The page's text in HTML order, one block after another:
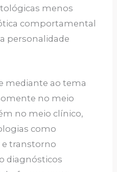
menos
comportamental
personalidade
mediante ao tema
no meio
no meio clínico,
como
transtorno
diagnósticos